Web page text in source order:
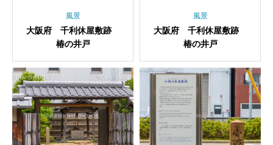
風景
大阪府 千利休屋敷跡
椿の井戸
風景
大阪府 千利休屋敷跡
椿の井戸